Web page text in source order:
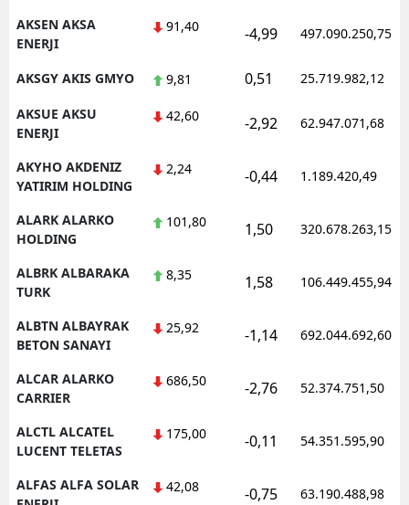
AKSEN AKSA
ENERJI
91,40 -4,99 497.090.250,75
AKSGY AKIS GMYO 9,81 0,51 25.719.982,12
AKSUE AKSU
ENERJI
42,60 -2,92 62.947.071,68
AKYHO AKDENIZ
YATIRIM HOLDING
2,24 -0,44 1.189.420,49
ALARK ALARKO
HOLDING
101,80 1,50 320.678.263,15
ALBRK ALBARAKA
TURK
8,35 1,58 106.449.455,94
ALBTN ALBAYRAK
BETON SANAYI
25,92 -1,14 692.044.692,60
ALCAR ALARKO
CARRIER
686,50 -2,76 52.374.751,50
ALCTL ALCATEL
LUCENT TELETAS
175,00 -0,11 54.351.595,90
ALFAS ALFA SOLAR
42,08 -0,75 63.190.488,98